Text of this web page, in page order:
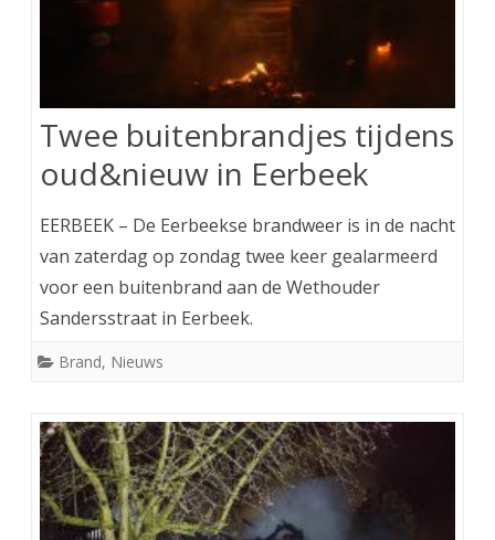
Twee buitenbrandjes tijdens
oud&nieuw in Eerbeek
EERBEEK – De Eerbeekse brandweer is in de nacht
van zaterdag op zondag twee keer gealarmeerd
voor een buitenbrand aan de Wethouder
Sandersstraat in Eerbeek.
Brand, Nieuws